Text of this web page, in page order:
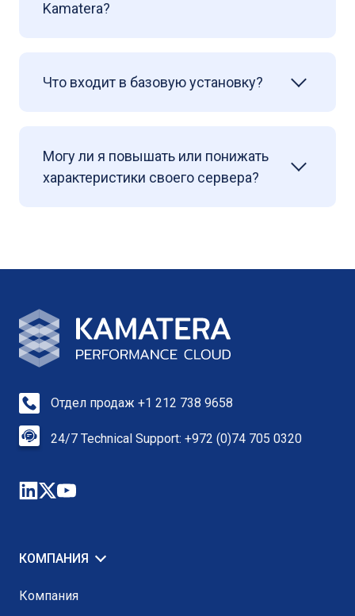
Kamatera?
Что входит в базовую установку?
Могу ли я повышать или понижать
характеристики своего сервера?
Отдел продаж +1 212 738 9658
24/7 Technical Support: +972 (0)74 705 0320
КОМПАНИЯ
Компания